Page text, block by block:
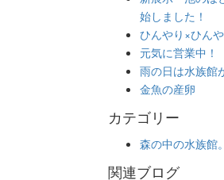
始しました！
ひんやり×ひん
元気に営業中！
雨の日は水族館
金魚の産卵
カテゴリー
森の中の水族館
関連ブログ